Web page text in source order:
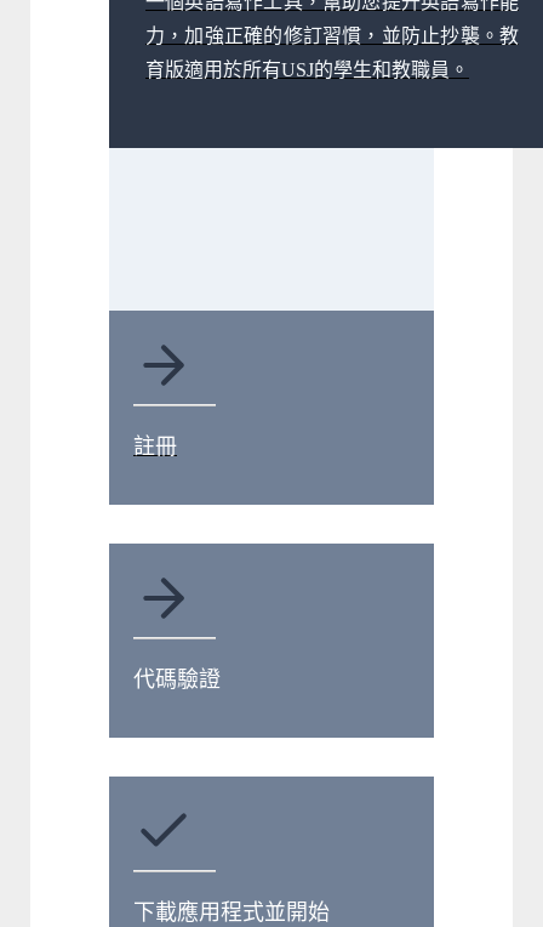
力，加強正確的修訂習慣，並防止抄襲。教
育版適用於所有USJ的學生和教職員。
註冊
代碼驗證
下載應用程式並開始